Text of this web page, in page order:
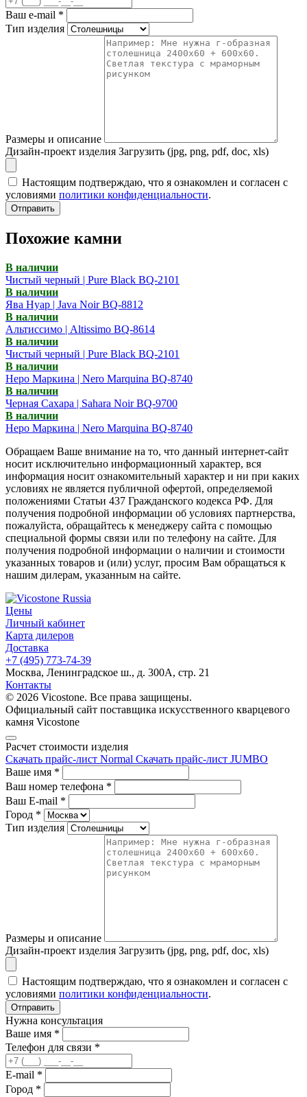
Ваш e-mail *
Тип изделия
Размеры и описание
Дизайн-проект изделия Загрузить (jpg, png, pdf, doc, xls)
Настоящим подтверждаю, что я ознакомлен и согласен с
условиями политики конфиденциальности.
Отправить
Похожие камни
В наличии
Чистый черный | Pure Black BQ-2101
В наличии
Ява Нуар | Java Noir BQ-8812
В наличии
Альтиссимо | Altissimo BQ-8614
В наличии
Чистый черный | Pure Black BQ-2101
В наличии
Неро Маркина | Nero Marquina BQ-8740
В наличии
Черная Сахара | Sahara Noir BQ-9700
В наличии
Неро Маркина | Nero Marquina BQ-8740
Обращаем Ваше внимание на то, что данный интернет-сайт
носит исключительно информационный характер, вся
информация носит ознакомительный характер и ни при каких
условиях не является публичной офертой, определяемой
положениями Статьи 437 Гражданского кодекса РФ. Для
получения подробной информации об условиях партнерства,
пожалуйста, обращайтесь к менеджеру сайта с помощью
специальной формы связи или по телефону на сайте. Для
получения подробной информации о наличии и стоимости
указанных товаров и (или) услуг, просим Вам обращаться к
нашим дилерам, указанным на сайте.
Цены
Личный кабинет
Карта дилеров
Доставка
+7 (495) 773-74-39
Москва, Ленинградское ш., д. 300А, стр. 21
Контакты
© 2026 Vicostone. Все права защищены.
Официальный сайт поставщика искусственного кварцевого
камня Vicostone
Расчет стоимости изделия
Скачать прайс-лист Normal Скачать прайс-лист JUMBO
Ваше имя *
Ваш номер телефона *
Ваш E-mail *
Город *
Тип изделия
Размеры и описание
Дизайн-проект изделия Загрузить (jpg, png, pdf, doc, xls)
Настоящим подтверждаю, что я ознакомлен и согласен с
условиями политики конфиденциальности.
Отправить
Нужна консультация
Ваше имя *
Телефон для связи *
E-mail *
Город *